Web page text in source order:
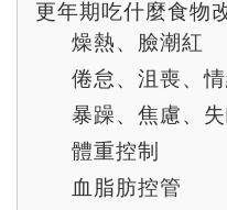
更年期吃什麼食物
燥熱、臉潮紅
倦怠、沮喪、
暴躁、焦慮、
體重控制
血脂肪控管